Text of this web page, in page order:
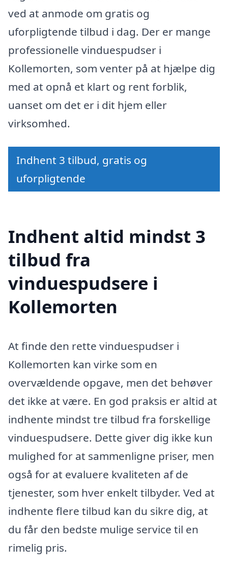
ved at anmode om gratis og
uforpligtende tilbud i dag. Der er mange
professionelle vinduespudser i
Kollemorten, som venter på at hjælpe dig
med at opnå et klart og rent forblik,
uanset om det er i dit hjem eller
virksomhed.
Indhent 3 tilbud, gratis og
uforpligtende
Indhent altid mindst 3
tilbud fra
vinduespudsere i
Kollemorten
At finde den rette vinduespudser i
Kollemorten kan virke som en
overvældende opgave, men det behøver
det ikke at være. En god praksis er altid at
indhente mindst tre tilbud fra forskellige
vinduespudsere. Dette giver dig ikke kun
mulighed for at sammenligne priser, men
også for at evaluere kvaliteten af de
tjenester, som hver enkelt tilbyder. Ved at
indhente flere tilbud kan du sikre dig, at
du får den bedste mulige service til en
rimelig pris.